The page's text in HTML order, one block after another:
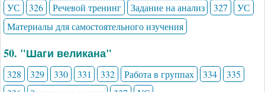
УС
326 Речевой тренинг Задание на анализ 327
УС
Материалы для самостоятельного изучения
50. "Шаги великана"
328 329 330 331 332 Работа в группах 334
335